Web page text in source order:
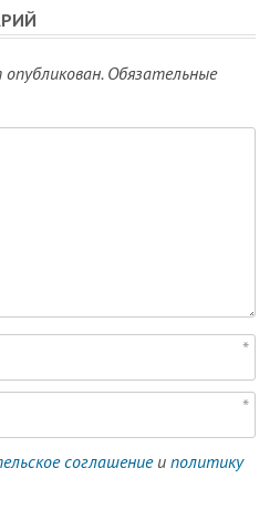
Обязательные
соглашениеиполитику